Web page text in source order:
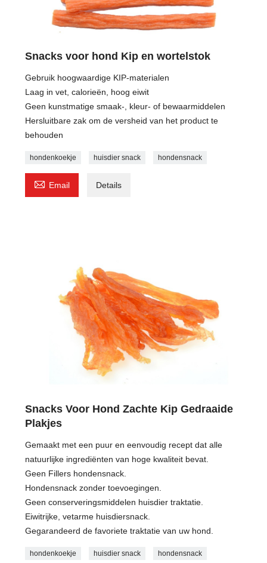
Snacks voor hond Kip en wortelstok
Gebruik hoogwaardige KIP-materialen
Laag in vet, calorieën, hoog eiwit
Geen kunstmatige smaak-, kleur- of bewaarmiddelen
Hersluitbare zak om de versheid van het product te
behouden
hondenkoekje huisdier snack hondensnack
 Email Details
Snacks Voor Hond Zachte Kip Gedraaide
Plakjes
Gemaakt met een puur en eenvoudig recept dat alle
natuurlijke ingrediënten van hoge kwaliteit bevat.
Geen Fillers hondensnack.
Hondensnack zonder toevoegingen.
Geen conserveringsmiddelen huisdier traktatie.
Eiwitrijke, vetarme huisdiersnack.
Gegarandeerd de favoriete traktatie van uw hond.
hondenkoekje huisdier snack hondensnack